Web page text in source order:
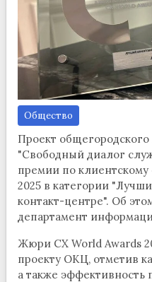
Общество
Проект
"Свободный диалог
премии по клиентскому
2025 в категории
контакт-центре". Об
департамент
Жюри CX World Awards
проекту ОКЦ, отметив
а также эффективность